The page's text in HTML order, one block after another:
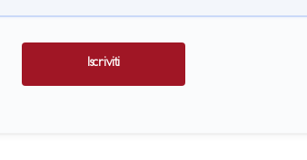
Iscriviti